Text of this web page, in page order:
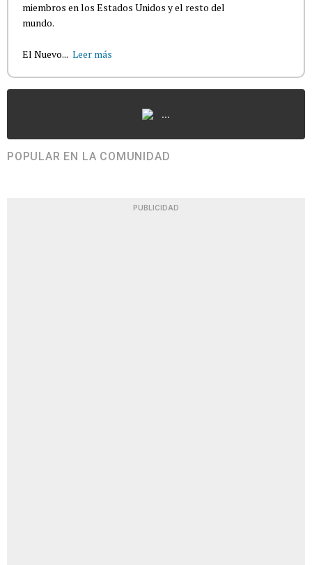
miembros en los Estados Unidos y el resto del
mundo.
El Nuevo... Leer más
...
POPULAR EN LA COMUNIDAD
PUBLICIDAD